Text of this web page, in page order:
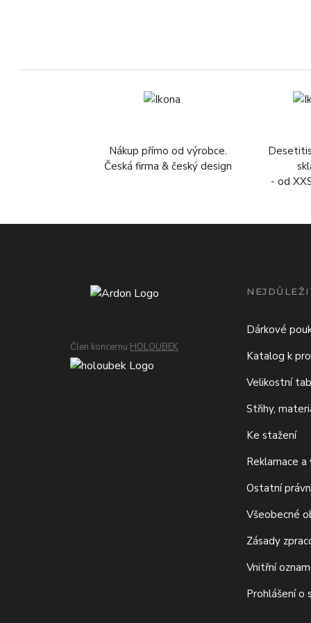
Nákup přímo od výrobce.
Česká firma & český design
- od
Člen koncernu HOLOUBEK
Dárkové
Katalog k
Velikostní
Střihy,
Ke stažení
Reklamace a
Ostatní
Všeobecné
Zásady
Vnitřní
Prohlášení o